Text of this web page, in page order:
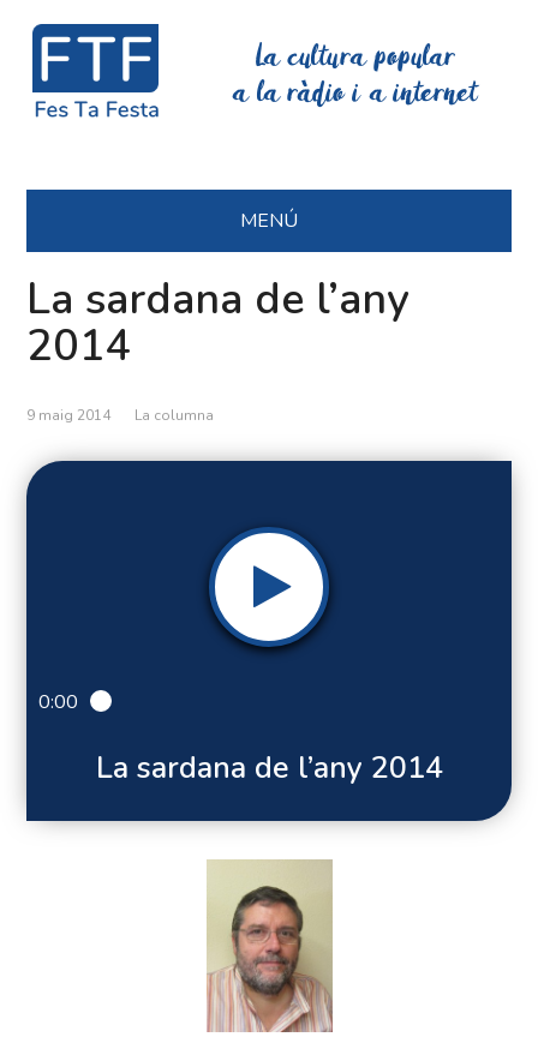
La cultura popular
a la ràdio i a internet
MENÚ
La sardana de l’any
2014
9 maig 2014 La columna
0:00
La sardana de l’any 2014